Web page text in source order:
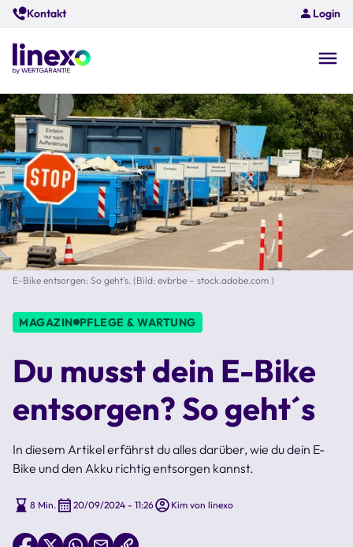
Skip
to
main
content
Kontakt Login
E-Bike entsorgen: So geht's. (Bild: evbrbe – stock.adobe.com )
MAGAZIN PFLEGE & WARTUNG
Du musst dein E-Bike
entsorgen? So geht´s
In diesem Artikel erfährst du alles darüber, wie du dein E-
Bike und den Akku richtig entsorgen kannst.
8 Min. 20/09/2024 - 11:26 Kim von linexo